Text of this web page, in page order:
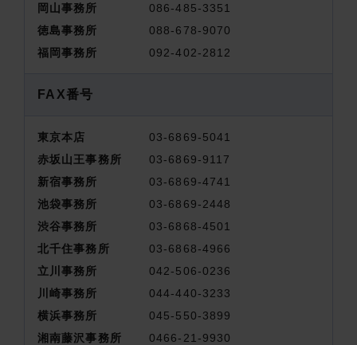
岡山事務所
086-485-3351
徳島事務所
088-678-9070
福岡事務所
092-402-2812
FAX番号
東京本店
03-6869-5041
赤坂山王事務所
03-6869-9117
新宿事務所
03-6869-4741
池袋事務所
03-6869-2448
渋谷事務所
03-6868-4501
北千住事務所
03-6868-4966
立川事務所
042-506-0236
川崎事務所
044-440-3233
横浜事務所
045-550-3899
湘南藤沢事務所
0466-21-9930